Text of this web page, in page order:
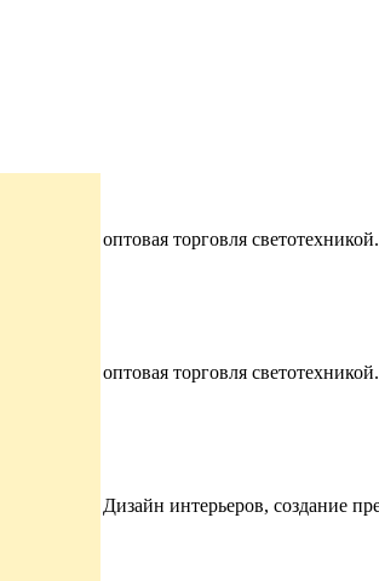
оптовая торговля
оптовая торговля
Дизайн интерьеров, создание